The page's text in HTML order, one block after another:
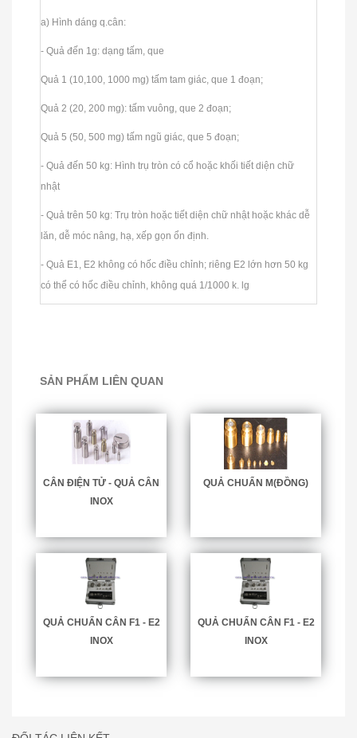
a) Hình dáng q.cân:
- Quả đến 1g: dạng tấm, que
Quả 1 (10,100, 1000 mg) tấm tam giác, que 1 đoạn;
Quả 2 (20, 200 mg): tấm vuông, que 2 đoạn;
Quả 5 (50, 500 mg) tấm ngũ giác, que 5 đoạn;
- Quả đến 50 kg: Hình trụ tròn có cổ hoặc khối tiết diện chữ
nhật
- Quả trên 50 kg: Trụ tròn hoặc tiết diện chữ nhật hoặc khác dễ
lăn, dễ móc nâng, hạ, xếp gọn ổn định.
- Quả E1, E2 không có hốc điều chỉnh; riêng E2 lớn hơn 50 kg
có thể có hốc điều chỉnh, không quá 1/1000 k. lg
SẢN PHẨM LIÊN QUAN
CÂN ĐIỆN TỬ - QUẢ CÂN
INOX
QUẢ CHUẨN M(ĐỒNG)
QUẢ CHUẨN CÂN F1 - E2
INOX
QUẢ CHUẨN CÂN F1 - E2
INOX